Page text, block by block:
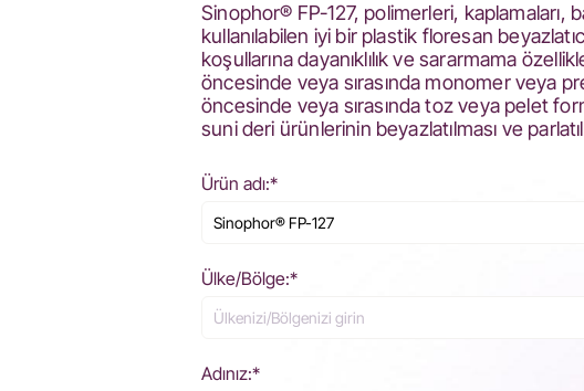
Sinophor® FP-127, polimerleri, kaplamaları,
kullanılabilen iyi bir plastik floresan
koşullarına dayanıklılık ve sararmama
öncesinde veya sırasında monomer veya
öncesinde veya sırasında toz veya pelet
suni deri ürünlerinin beyazlatılması ve
Ürün adı:*
Ülke/Bölge:*
Adınız:*